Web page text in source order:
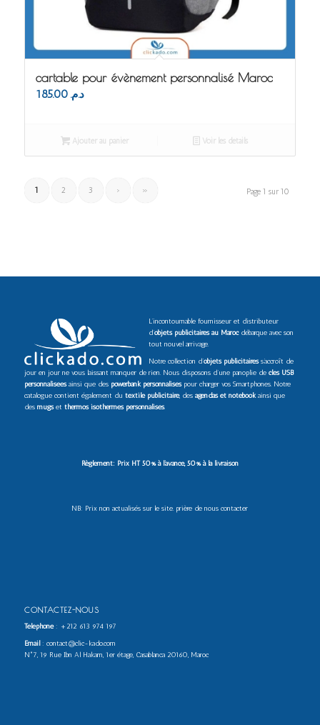
cartable pour évènement personnalisé Maroc
د.م. 185.00
Ajouter au panier Voir les détails
Page 1 sur 10
1 2 3 › »
L’incontournable fournisseur et distributeur
d’objets publicitaires au Marocdébarque avec son
tout nouvel arrivage.
Notre collection d’objets publicitairess’accroît de
jour en jour ne vous laissant manquer de rien. Nous disposons d’une panoplie de clés USB
personnaliséesainsi que des powerbank personnaliséspour charger vos Smartphones. Notre
catalogue contient également du textile publicitaire, des agendas et notebookainsi que
des mugset thermos isothermes personnalisés.
Règlement: Prix HT 50% à l’avance, 50% à la livraison
NB: Prix non actualisés sur le site. prière de nous contacter
CONTACTEZ-NOUS
Téléphone: +212 613 974 197
Email: contact@clic-kado.com
N°7, 19 Rue Ibn Al Hakam, 1er étage, Casablanca 20160, Maroc